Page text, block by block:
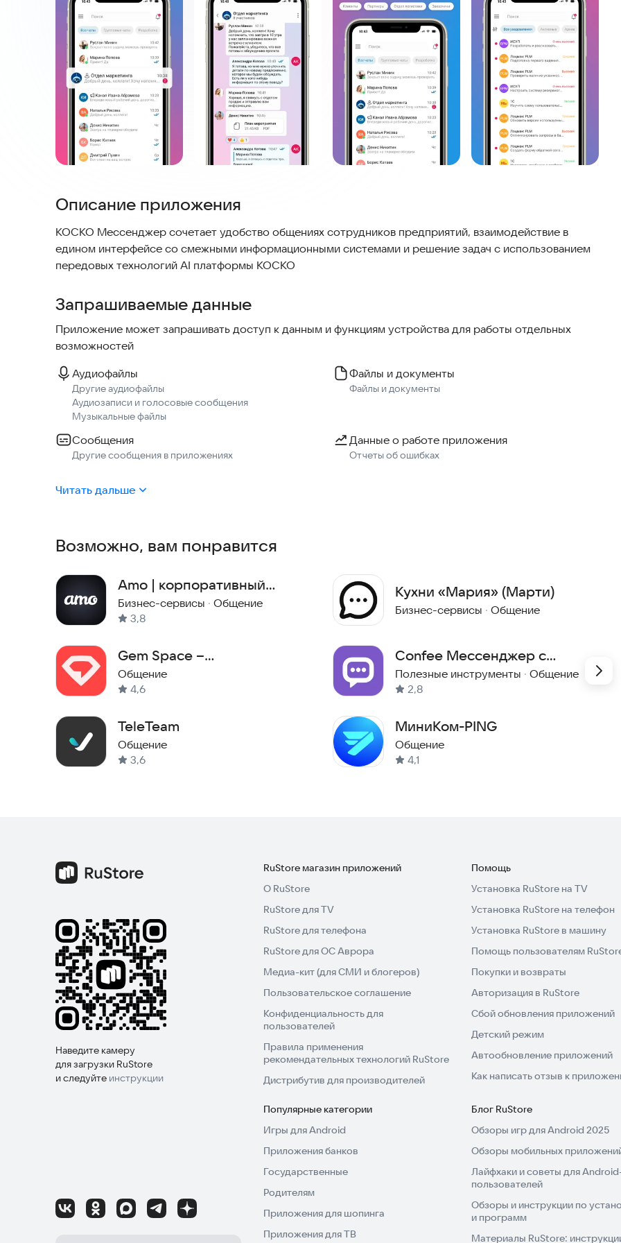
Описание приложения
КОСКО Мессенджер сочетает удобство общениях сотрудников предприятий, взаимодействие в
едином интерфейсе со смежными информационными системами и решение задач с использованием
передовых технологий AI платформы КОСКО
Запрашиваемые данные
Приложение может запрашивать доступ к данным и функциям устройства для работы отдельных
возможностей
Аудиофайлы
Другие аудиофайлы
Аудиозаписи и голосовые сообщения
Музыкальные файлы
Файлы и документы
Файлы и документы
Сообщения
Другие сообщения в приложениях
Данные о работе приложения
Отчеты об ошибках
Читать дальше
Возможно, вам понравится
Amo | корпоративный
мессенджер
Бизнес-сервисы · Общение
3,8
Gem Space –
Видеозвонки・Чат
Общение
4,6
TeleTeam
Общение
3,6
Кухни «Мария» (Марти)
Бизнес-сервисы · Общение
Confee Мессенджер с
видеозвонками
Полезные инструменты · Общение
2,8
МиниКом-PING
Общение
4,1
Наведите камеру
для загрузки RuStore
и следуйте инструкции
RuStore магазин приложений
О RuStore
RuStore для TV
RuStore для телефона
RuStore для ОС Аврора
Медиа-кит (для СМИ и блогеров)
Пользовательское соглашение
Конфиденциальность для
пользователей
Правила применения
рекомендательных технологий RuStore
Дистрибутив для производителей
Помощь
Установка RuStore на TV
Установка RuStore на телефон
Установка RuStore в машину
Помощь пользователям
Покупки и возвраты
Авторизация в RuStore
Сбой обновления приложений
Детский режим
Автообновление приложений
Как написать отзыв к
Популярные категории
Игры для Android
Приложения банков
Государственные
Родителям
Приложения для шопинга
Приложения для ТВ
Блог RuStore
Обзоры игр для Android 2025
Обзоры мобильных
Лайфхаки и советы для
пользователей
Обзоры и инструкции по
и программ
Материалы RuStore: